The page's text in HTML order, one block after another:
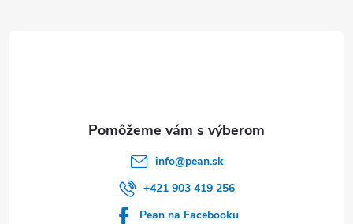
info@pean.sk
+421 903 419 256
Pean na Facebooku